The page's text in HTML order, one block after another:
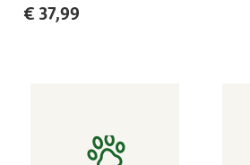
€ 37,99